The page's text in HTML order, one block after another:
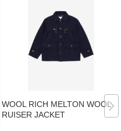
WOOL RICH MELTON WOOL C
RUISER JACKET